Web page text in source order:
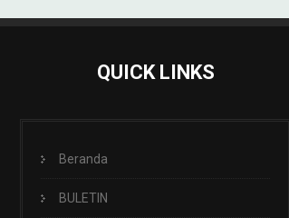
QUICK LINKS
Beranda
BULETIN